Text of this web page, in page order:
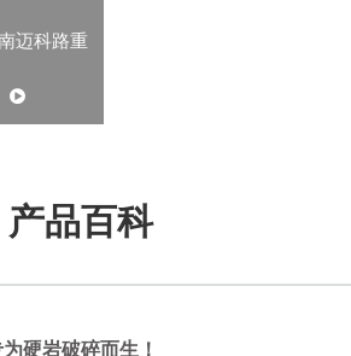
迈科路重
产品百科
硬岩破碎而生！